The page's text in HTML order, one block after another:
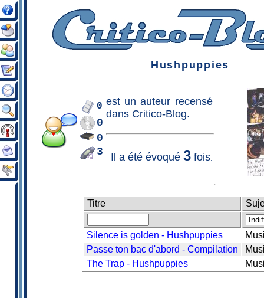
Hushpuppies
0
0
0
3
est unauteur recensé
dans Critico-Blog.
Il a été évoqué 3fois.
Titre
Silence is golden - Hushpuppies
Passe ton bac d'abord - Compilation
The Trap - Hushpuppies